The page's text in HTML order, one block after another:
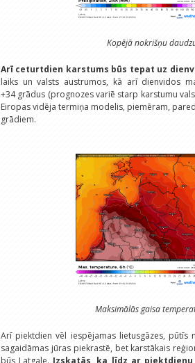
Kopējā nokrišņu
Arī ceturtdien karstums būs tepat uz
laiks un valsts austrumos, kā arī dienvidos
+34 grādus (prognozes variē starp karstumu
Eiropas vidēja termiņa modelis, piemēram,
grādiem.
Maksimālās gaisa
Arī piektdien vēl iespējamas lietusgāzes, pūtīs
sagaidāmas jūras piekrastē, bet karstākais
būs Latgale. Izskatās, ka līdz ar